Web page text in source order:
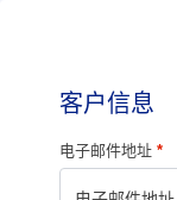
客户信息
电子邮件地址 *